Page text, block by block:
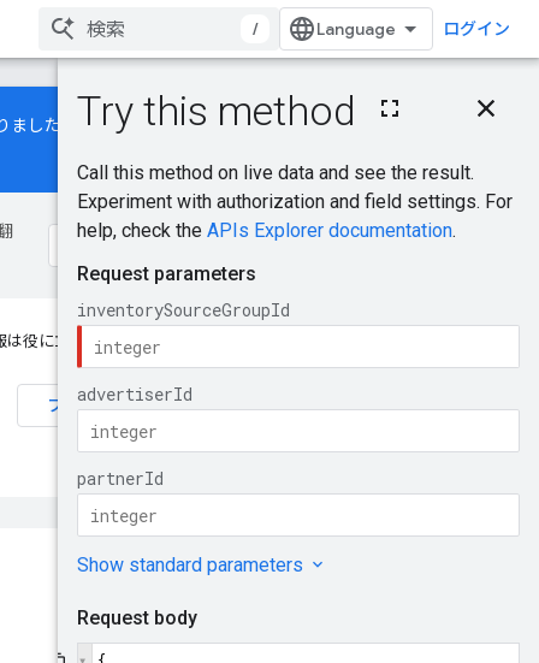
/ ログイン
このページの内容
HTTP リクエスト
クエリ パラメータ
リクエストの本文
レスポンスの本文
した。デマンドジェネレー
は役に立ちましたか？
フィードバックを送信